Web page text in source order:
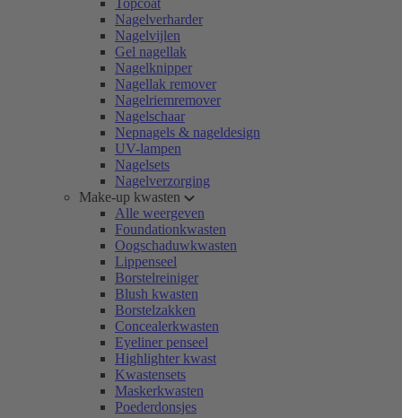
Topcoat
Nagelverharder
Nagelvijlen
Gel nagellak
Nagelknipper
Nagellak remover
Nagelriemremover
Nagelschaar
Nepnagels & nageldesign
UV-lampen
Nagelsets
Nagelverzorging
Make-up kwasten
Alle weergeven
Foundationkwasten
Oogschaduwkwasten
Lippenseel
Borstelreiniger
Blush kwasten
Borstelzakken
Concealerkwasten
Eyeliner penseel
Highlighter kwast
Kwastensets
Maskerkwasten
Poederdonsjes